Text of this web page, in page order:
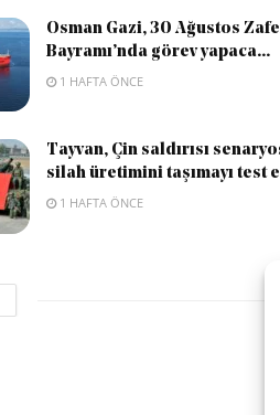
Osman Gazi, 30 Ağustos
Bayramı’nda görev yapaca...
1 HAFTA ÖNCE
Tayvan, Çin saldırısı
silah üretimini taşımayı test
1 HAFTA ÖNCE